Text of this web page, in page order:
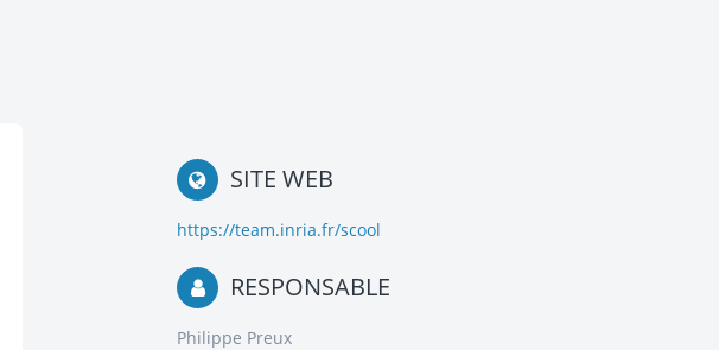
SITE WEB
https://team.inria.fr/scool
RESPONSABLE
Philippe Preux